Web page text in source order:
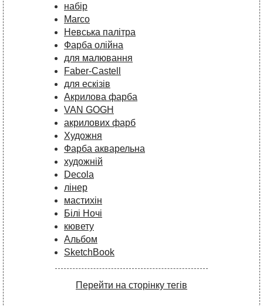
набір
Marco
Невська палітра
Фарба олійна
для малювання
Faber-Castell
для ескізів
Акрилова фарба
VAN GOGH
акрилових фарб
Художня
Фарба акварельна
художній
Decola
лінер
мастихін
Білі Ночі
кювету
Альбом
SketchBook
Перейти на сторінку тегів